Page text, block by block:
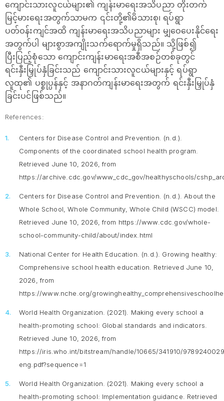
ကျောင်းသားလူငယ်များ၏ ကျန်းမာရေးအသိပညာ တိုးတက်
မြင့်မားရေးအတွက်သာမက ၎င်းတို့၏မိသားစု၊ ရပ်ရွာ
ပတ်ဝန်းကျင်အထိ ကျန်းမာရေးအသိပညာများ မျှဝေပေးနိုင်ရေး
အတွက်ပါ များစွာအကျိုးသက်ရောက်မှုရှိသည်။ သို့ဖြစ်၍
ပြီးပြည့်စုံသော ကျောင်းကျန်းမာရေးအစီအစဉ်တစ်ခုတွင်
ရင်းနှီးမြှုပ်နှံခြင်းသည် ကျောင်းသားလူငယ်များနှင့် ရပ်ရွာ
လူထု၏ ပစ္စုပ္ပန်နှင့် အနာဂတ်ကျန်းမာရေးအတွက် ရင်းနှီးမြှုပ်နှံ
ခြင်းပင်ဖြစ်သည်။
References:
Centers for Disease Control and Prevention. (n.d.).
Components of the coordinated school health program
Retrieved June 10, 2026, from
https://archive.cdc.gov/www_cdc_gov/healthyschools/
Centers for Disease Control and Prevention. (n.d.). About the
Whole School, Whole Community, Whole Child (WSCC) model
Retrieved June 10, 2026, from https://www.cdc.gov/whole-
school-community-child/about/index.html
National Center for Health Education. (n.d.). Growing healthy:
Comprehensive school health education.
Retrieved June 10,
2026, from
https://www.nche.org/
World Health Organization. (2021). Making every school a
health-promoting school: Global standards and indicators.
Retrieved June 10, 2026, from
https://iris.who.int/bitstream/handle/10665/341910/
eng.pdf?sequence=1
World Health Organization. (2021). Making every school a
health-promoting school: Implementation guidance . Retrieved